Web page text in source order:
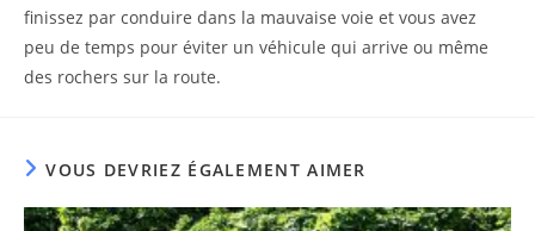
finissez par conduire dans la mauvaise voie et vous avez
peu de temps pour éviter un véhicule qui arrive ou même
des rochers sur la route.
VOUS DEVRIEZ ÉGALEMENT AIMER